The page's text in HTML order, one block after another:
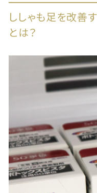
ししゃも足を改善す
とは？